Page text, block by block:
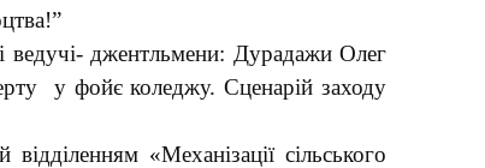
ведучі- джентльмени: Дурадажи Олег
у фойє коледжу. Сценарій заходу
«Механізації сільського